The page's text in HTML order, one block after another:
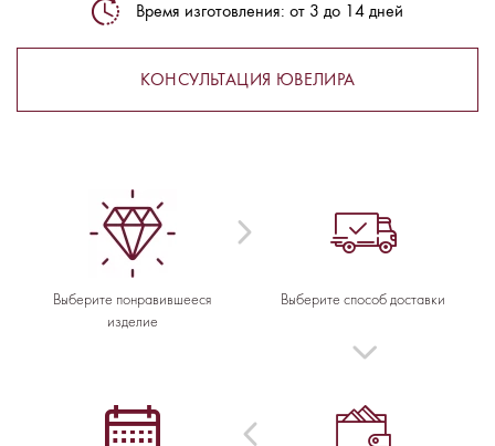
Время изготовления: от 3 до 14 дней
КОНСУЛЬТАЦИЯ ЮВЕЛИРА
Выберите понравившееся
изделие
Выберите способ доставки